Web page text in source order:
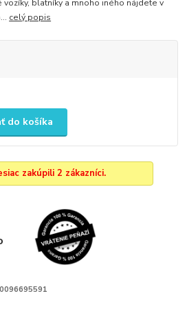
vozíky, blatníky a mnoho iného nájdete v
celý popis
do košíka
zakúpili 2 zákazníci.